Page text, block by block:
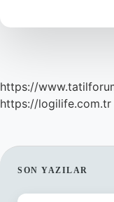
Mı
https://
https://logilife.com.tr
SON YAZILAR